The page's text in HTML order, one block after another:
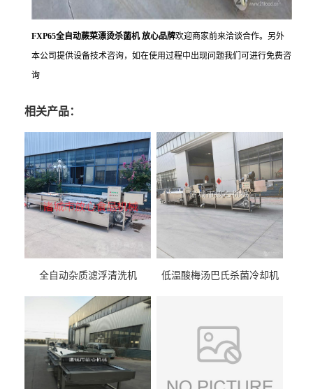
FXP65全自动蕨菜漂烫杀菌机 放心品牌欢迎商家前来洽谈合作。另外
本公司提供设备技术咨询，如在使用过程中出现问题我们可进行免费咨
询
相关产品：
全自动杂质滤浮清洗机 低温酸梅汤巴氏杀菌冷却机